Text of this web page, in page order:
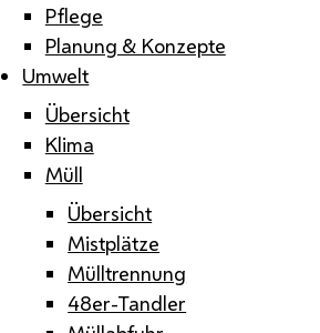
Pflege
Planung & Konzepte
Umwelt
Übersicht
Klima
Müll
Übersicht
Mistplätze
Mülltrennung
48er-Tandler